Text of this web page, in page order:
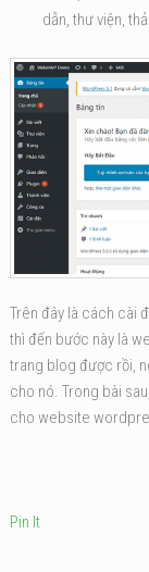
dẫn, thư viện,
Trên đây là cách cài
thì đến bước này là
trang blog được rồi,
cho nó. Trong bài
cho website
Pin It